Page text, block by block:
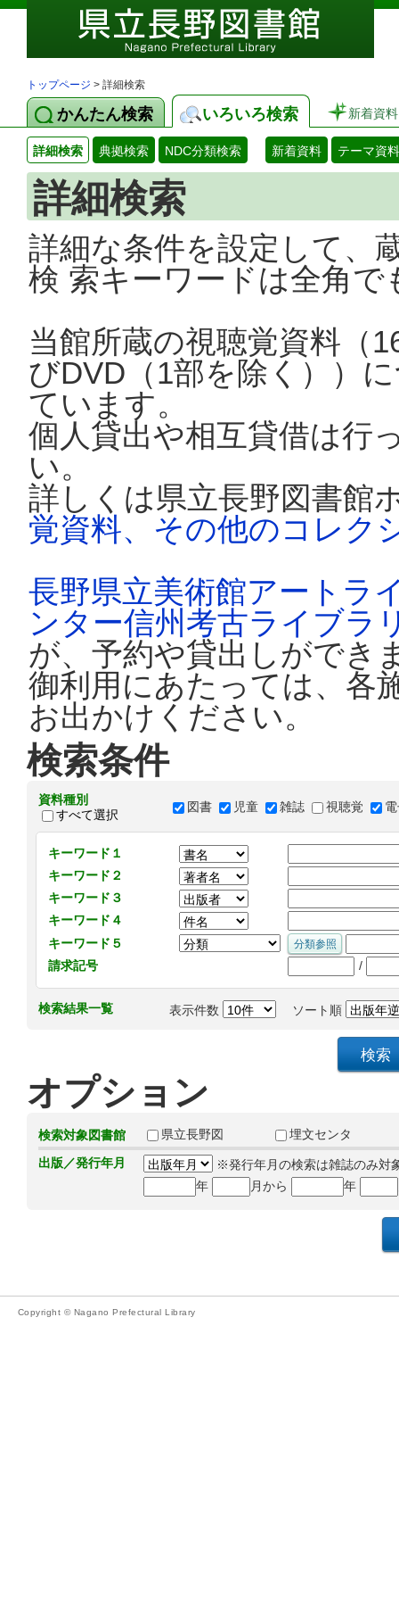
トップページ > 詳細検索
かんたん検索 いろいろ検索 新着資料
詳細検索 典拠検索 NDC分類検索 新着資料 テーマ資料
詳細検索
詳細な条件を設定して、
検 索キーワードは全角
当館所蔵の視聴覚資料（
びDVD（1部を除く））
ています。
個人貸出や相互貸借は行
い。
詳しくは県立長野図書館
覚資料、その他のコレク
長野県立美術館アートラ
ンター信州考古ライブラ
が、予約や貸出しができ
御利用にあたっては、各
お出かけください。
検索条件
資料種別
すべて選択
図書 児童 雑誌 視聴覚
キーワード１
キーワード２
キーワード３
キーワード４
キーワード５
請求記号
/
検索結果一覧 表示件数 ソート順
オプション
検索対象図書館 県立長野図
埋文センタ
出版／発行年月
※発行年月の検索は雑誌のみ対
年
月から 年
Copyright © Nagano Prefectural Library